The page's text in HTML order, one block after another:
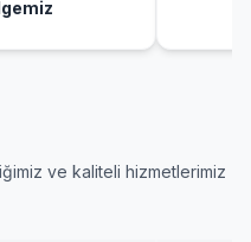
ve kaliteli hizmetlerimiz
Haber
İç